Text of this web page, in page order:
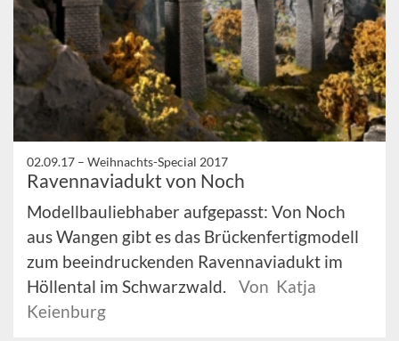
02.09.17 – Weihnachts-Special 2017
Ravennaviadukt von Noch
Modellbauliebhaber aufgepasst: Von Noch
aus Wangen gibt es das Brückenfertigmodell
zum beeindruckenden Ravennaviadukt im
Höllental im Schwarzwald.
Von Katja
Keienburg